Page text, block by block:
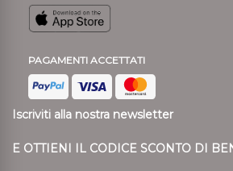
PAGAMENTI ACCETTATI
Iscriviti alla nostra newsletter
E OTTIENI IL CODICE SCONTO DI